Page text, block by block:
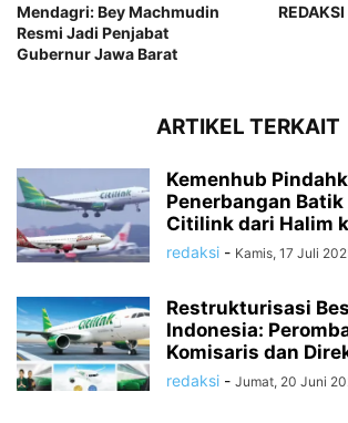
Mendagri: Bey Machmudin
Resmi Jadi Penjabat
Gubernur Jawa Barat
ARTIKEL TERKAIT
Kemenhub
Penerbangan
Citilink dari Halim
redaksi - Kamis, 17 Juli
Restrukturisasi
Indonesia:
Komisaris dan
redaksi - Jumat, 20 Juni